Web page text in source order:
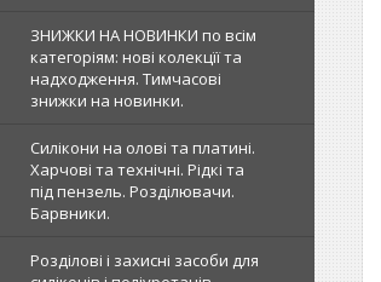
ЗНИЖКИ НА НОВИНКИ по всім
категоріям: нові колекцїї та
надходження. Тимчасові
знижки на новинки.
Силікони на олові та платині.
Харчові та технічні. Рідкі та
під пензель. Розділювачи.
Барвники.
Розділові і захисні засоби для